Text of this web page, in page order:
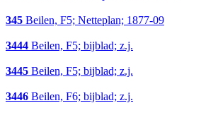
345 Beilen, F5; Netteplan; 1877-09
3444 Beilen, F5; bijblad; z.j.
3445 Beilen, F5; bijblad; z.j.
3446 Beilen, F6; bijblad; z.j.